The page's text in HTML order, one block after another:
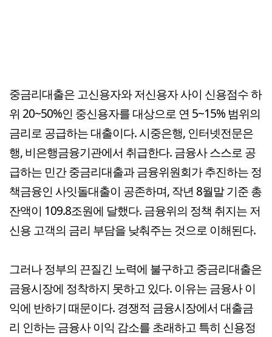
중금리대출은 고신용자와 저신용자 사이 신용점수 하
위 20~50%인 중신용자를 대상으로 연 5~15% 범위의
금리로 공급하는 대출이다. 시중은행, 인터넷전문은
행, 비은행금융기관에서 취급한다. 금융사 스스로 공
급하는 민간 중금리대출과 금융위원회가 추진하는 정
책금융인 사잇돌대출이 공존하며, 작년 8월말 기준 총
잔액이 109.8조원에 달했다. 금융위의 정책 취지는 저
신용 고객의 금리 부담을 낮춰주는 것으로 이해된다.
그러나 정부의 끈질긴 노력에 불구하고 중금리대출은
금융시장에 정착하지 못하고 있다. 이유는 금융사 이
익에 반하기 때문이다. 경쟁적 금융시장에서 대출금
리 인하는 금융사 이익 감소를 초래하고 특히 신용정